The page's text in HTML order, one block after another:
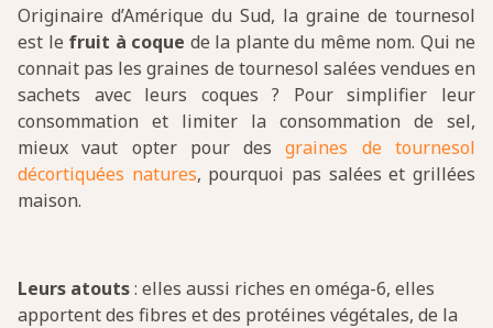
Originaire d’Amérique du Sud, la graine de tournesol
est le fruit à coque de la plante du même nom. Qui ne
connait pas les graines de tournesol salées vendues en
sachets avec leurs coques ? Pour simplifier leur
consommation et limiter la consommation de sel,
mieux vaut opter pour desgraines de tournesol
décortiquées natures, pourquoi pas salées et grillées
maison.
Leurs atouts: elles aussi riches en oméga-6, elles
apportent des fibres et des protéines végétales, de la